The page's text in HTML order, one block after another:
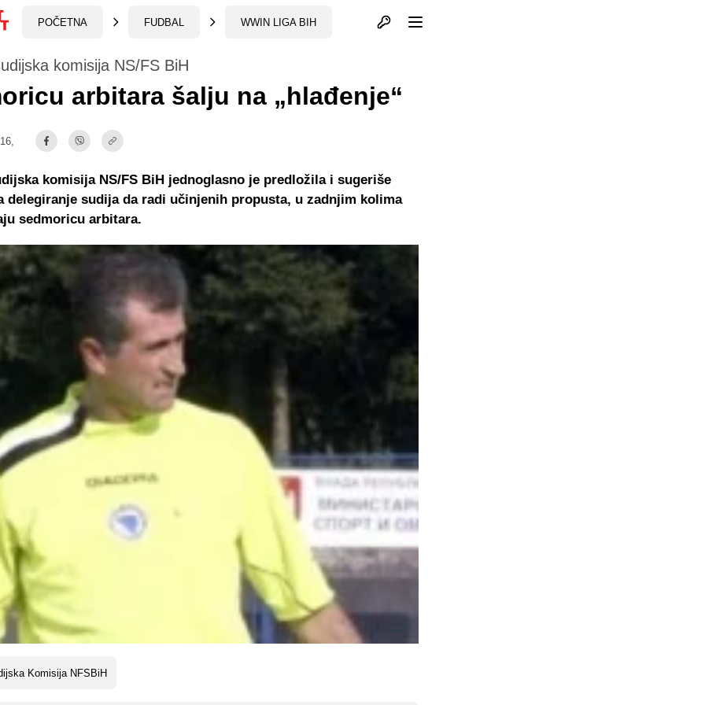
POČETNA FUDBAL WWIN LIGA BIH Otvori profil
komisija NS/FS BiH
arbitara šalju na „hlađenje“
Komisija NFSBiH
komisija NS/FS BiH jednoglasno je predložila i sugeriše
delegiranje sudija da radi učinjenih propusta, u zadnjim kolima
sedmoricu arbitara.